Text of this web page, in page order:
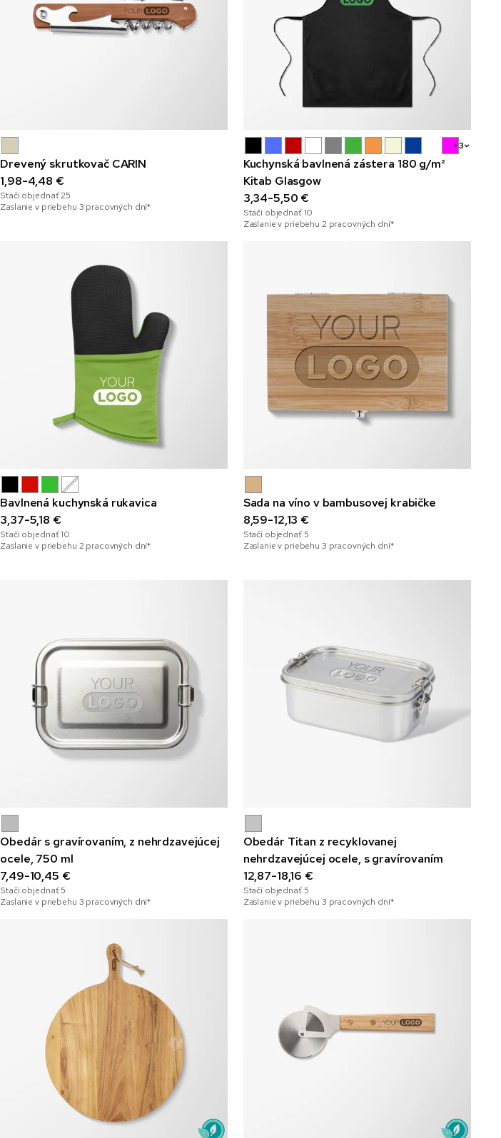
Drevený skrutkovač CARIN
1,98-4,48 €
Stačí objednať25
Zaslanie v priebehu 3 pracovných dní*
+3
Kuchynská bavlnená zástera 180 g/m²
Kitab Glasgow
3,34-5,50 €
Stačí objednať 10
Zaslanie v priebehu 2 pracovných dní*
Bavlnená kuchynská rukavica
3,37-5,18 €
Stačí objednať10
Zaslanie v priebehu 2 pracovných dní*
Sada na víno v bambusovej krabičke
8,59-12,13 €
Stačí objednať5
Zaslanie v priebehu 3 pracovných dní*
Obedár s gravírovaním, z nehrdzavejúcej
ocele, 750 ml
7,49-10,45 €
Stačí objednať5
Zaslanie v priebehu 3 pracovných dní*
Obedár Titan z recyklovanej
nehrdzavejúcej ocele, s gravírovaním
12,87-18,16 €
Stačí objednať5
Zaslanie v priebehu 3 pracovných dní*